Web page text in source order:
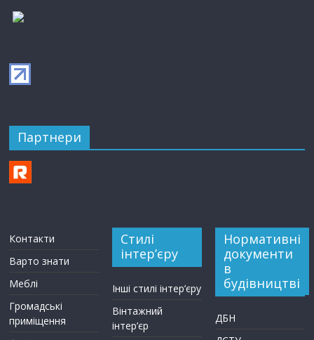
Партнери
Контакти
Варто знати
Меблі
Громадські
приміщення
Стилі
інтер’єру
Інші стилі інтер’єру
Вінтажний
інтер’єр
Нормативні
документи
в
будівництві
ДБН